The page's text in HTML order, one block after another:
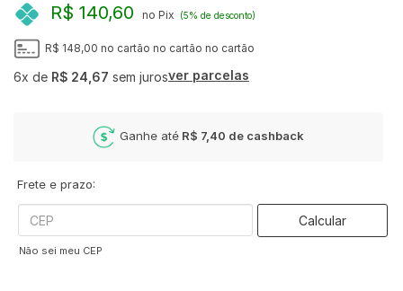
R$ 140,60 no Pix (5% de desconto)
R$ 148,00 no cartão no cartão no cartão
6x de R$ 24,67 sem jurosver parcelas
Ganhe atéR$ 7,40 de cashback
Frete e prazo:
Calcular
Não sei meu CEP